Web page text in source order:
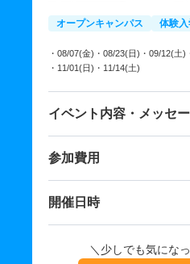
オープンキャンパス 体験
・08/07(金) ・08/23(日) ・09/12(土)
・11/01(日) ・11/14(土)
イベント内容・メッセ
参加費用
開催日時
＼少しでも気にな